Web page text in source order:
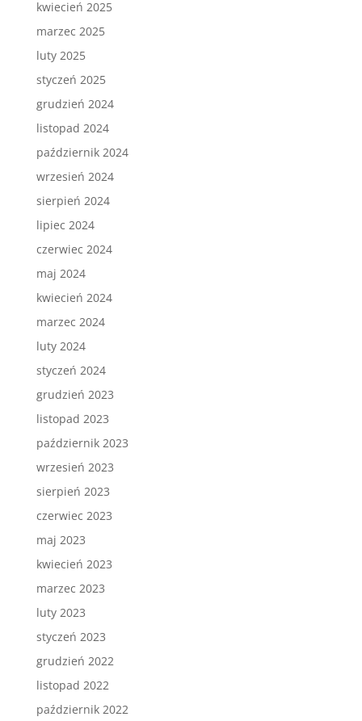
kwiecień 2025
marzec 2025
luty 2025
styczeń 2025
grudzień 2024
listopad 2024
październik 2024
wrzesień 2024
sierpień 2024
lipiec 2024
czerwiec 2024
maj 2024
kwiecień 2024
marzec 2024
luty 2024
styczeń 2024
grudzień 2023
listopad 2023
październik 2023
wrzesień 2023
sierpień 2023
czerwiec 2023
maj 2023
kwiecień 2023
marzec 2023
luty 2023
styczeń 2023
grudzień 2022
listopad 2022
październik 2022